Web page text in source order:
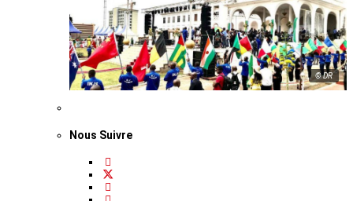
© DR
Nous Suivre